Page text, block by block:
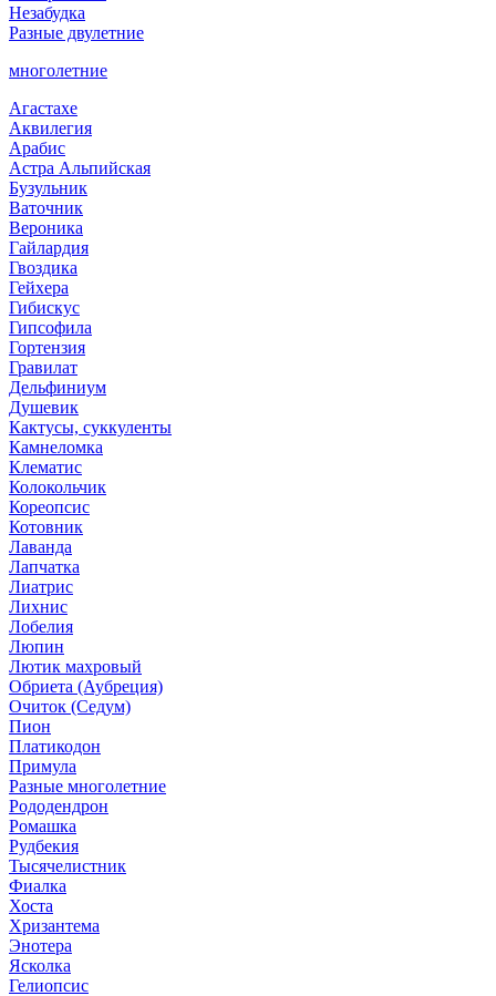
Незабудка
Разные двулетние
многолетние
Агастахе
Аквилегия
Арабис
Астра Альпийская
Бузульник
Ваточник
Вероника
Гайлардия
Гвоздика
Гейхера
Гибискус
Гипсофила
Гортензия
Гравилат
Дельфиниум
Душевик
Кактусы, суккуленты
Камнеломка
Клематис
Колокольчик
Кореопсис
Котовник
Лаванда
Лапчатка
Лиатрис
Лихнис
Лобелия
Люпин
Лютик махровый
Обриета (Аубреция)
Очиток (Седум)
Пион
Платикодон
Примула
Разные многолетние
Рододендрон
Ромашка
Рудбекия
Тысячелистник
Фиалка
Хоста
Хризантема
Энотера
Ясколка
Гелиопсис